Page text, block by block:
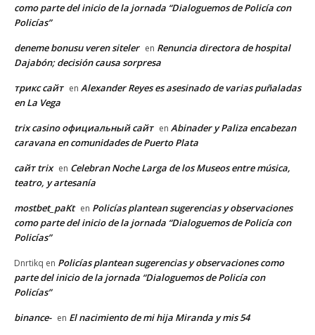
como parte del inicio de la jornada “Dialoguemos de Policía con
Policías”
deneme bonusu veren siteler en Renuncia directora de hospital
Dajabón; decisión causa sorpresa
трикс сайт en Alexander Reyes es asesinado de varias puñaladas
en La Vega
trix casino официальный сайт en Abinader y Paliza encabezan
caravana en comunidades de Puerto Plata
сайт trix en Celebran Noche Larga de los Museos entre música,
teatro, y artesanía
mostbet_paKt en Policías plantean sugerencias y observaciones
como parte del inicio de la jornada “Dialoguemos de Policía con
Policías”
Dnrtikq en Policías plantean sugerencias y observaciones como
parte del inicio de la jornada “Dialoguemos de Policía con
Policías”
binance- en El nacimiento de mi hija Miranda y mis 54